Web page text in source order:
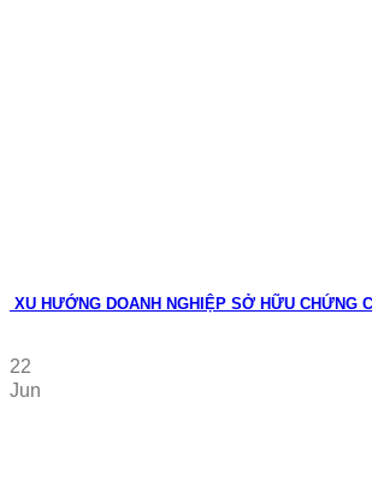
XU HƯỚNG DOANH NGHIỆP SỞ HỮU CHỨNG
22
Jun